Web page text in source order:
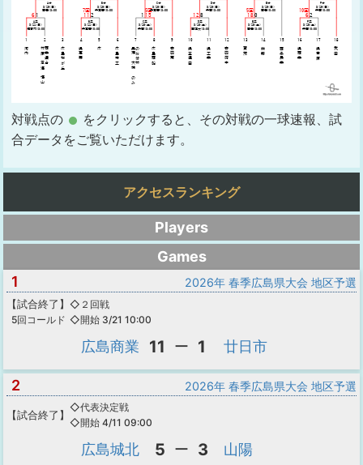
対戦点の
をクリックすると、その対戦の一球速報、試
合データをご覧いただけます。
アクセスランキング
Players
Games
1
2026年 春季広島県大会 地区予選
【試合終了 】
5回コールド
◇２回戦
◇開始 3/21 10:00
広島商業 11 ー 1 廿日市
2 2026年 春季広島県大会 地区予選
【試合終了 】
◇代表決定戦
◇開始 4/11 09:00
広島城北 5 ー 3 山陽